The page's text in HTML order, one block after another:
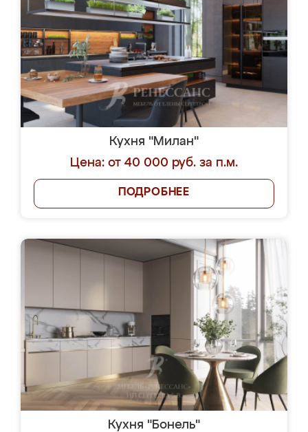
Кухня "Милан"
Цена: от 40 000 руб. за п.м.
ПОДРОБНЕЕ
Кухня "Бонель"